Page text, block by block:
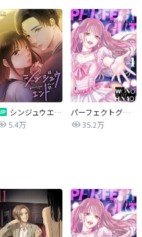
シンジュウエンド【タテヨミ】
5.4万
パーフェクトグリッター
35.2万